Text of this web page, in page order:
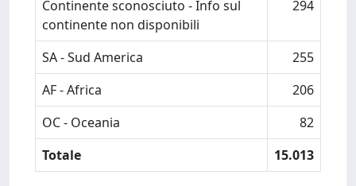
Continente sconosciuto - Info sul
continente non disponibili
294
SA - Sud America
255
AF - Africa
206
OC - Oceania
82
Totale
15.013